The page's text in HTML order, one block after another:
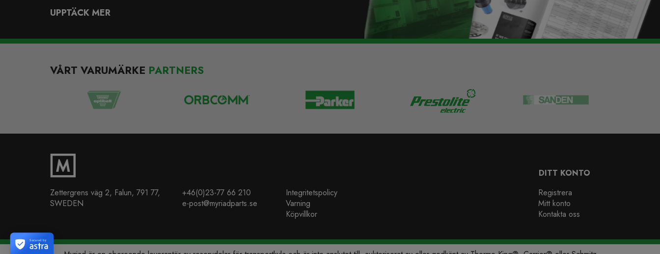
UPPTÄCK MER
VÅRT VARUMÄRKE PARTNERS
DITT KONTO
Zettergrens väg 2, Falun, 791 77,
SWEDEN
+46(0)23-77 66 210
e-post@myriadparts.se
Integritetspolicy
Varning
Köpvillkor
Registrera
Mitt konto
Kontakta oss
Secured by